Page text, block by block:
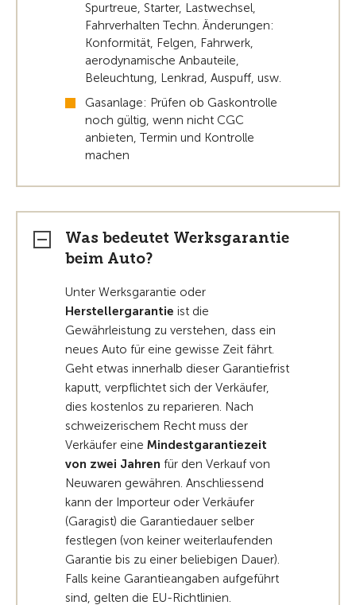
Spurtreue, Starter, Lastwechsel,
Fahrverhalten Techn. Änderungen:
Konformität, Felgen, Fahrwerk,
aerodynamische Anbauteile,
Beleuchtung, Lenkrad, Auspuff, usw.
Gasanlage: Prüfen ob Gaskontrolle
noch gültig, wenn nicht CGC
anbieten, Termin und Kontrolle
machen
Was bedeutet Werksgarantie
beim Auto?
Unter Werksgarantie oder
Herstellergarantie ist die
Gewährleistung zu verstehen, dass ein
neues Auto für eine gewisse Zeit fährt.
Geht etwas innerhalb dieser Garantiefrist
kaputt, verpflichtet sich der Verkäufer,
dies kostenlos zu reparieren. Nach
schweizerischem Recht muss der
Verkäufer eine Mindestgarantiezeit
von zwei Jahren für den Verkauf von
Neuwaren gewähren. Anschliessend
kann der Importeur oder Verkäufer
(Garagist) die Garantiedauer selber
festlegen (von keiner weiterlaufenden
Garantie bis zu einer beliebigen Dauer).
Falls keine Garantieangaben aufgeführt
sind, gelten die EU-Richtlinien.